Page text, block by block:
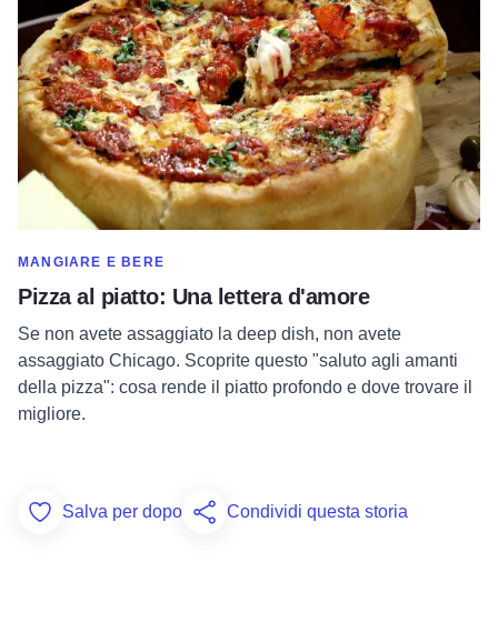
MOSTRA DI PIÙ NELLA CATEGORIA DI
MANGIARE E BERE
Pizza al piatto: Una lettera d'amore
Se non avete assaggiato la deep dish, non avete
assaggiato Chicago. Scoprite questo "saluto agli amanti
della pizza": cosa rende il piatto profondo e dove trovare il
migliore.
Add to Favorites
Salva per dopo Condividi questa storia